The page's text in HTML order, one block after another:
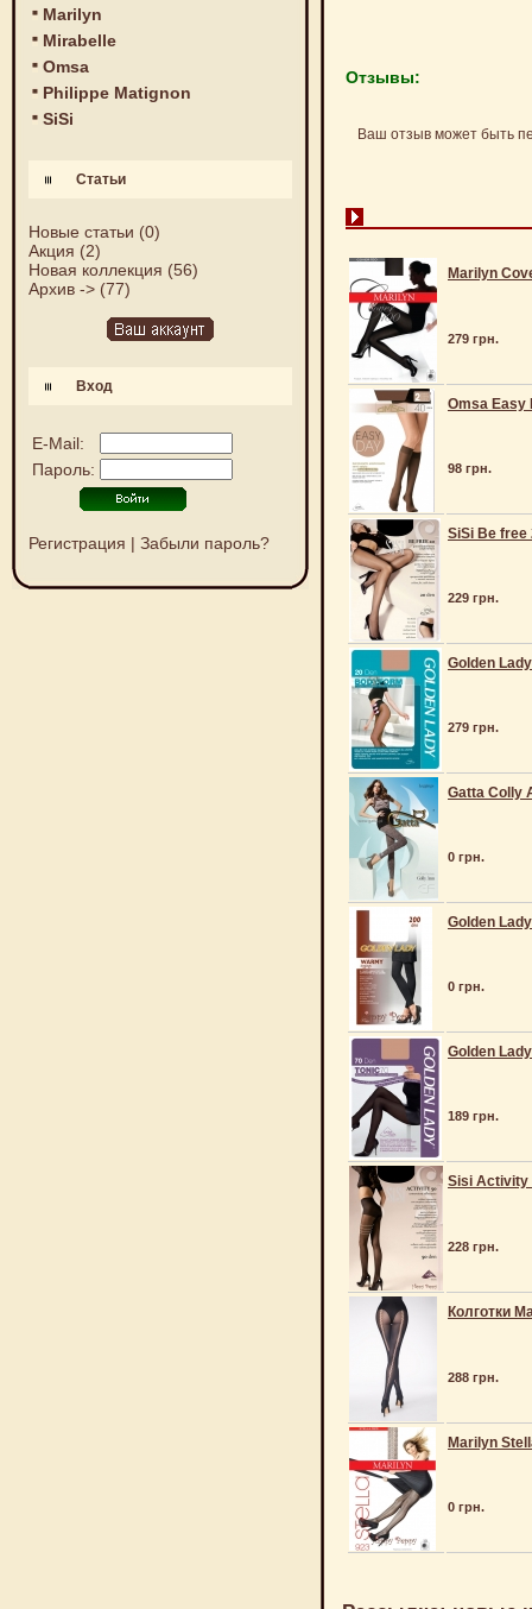
Marilyn
Mirabelle
Omsa
Philippe Matignon
SiSi
Статьи
Новые статьи (0)
Акция (2)
Новая коллекция (56)
Архив -> (77)
Вход
E-Mail:
Пароль:
Регистрация | Забыли пароль?
Отзывы:
Ваш отзыв может быть
Marilyn
279 грн.
Omsa
98 грн.
SiSi Be free
229 грн.
Golden
279 грн.
Gatta Colly
0 грн.
Golden
0 грн.
Golden
189 грн.
Sisi Activity
228 грн.
Колготки
288 грн.
Marilyn
0 грн.